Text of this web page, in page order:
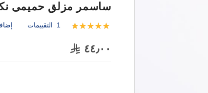
ساسمر مزلق حميمى نكهة
تقييم:
1 التقييمات
٤٤٫٠٠